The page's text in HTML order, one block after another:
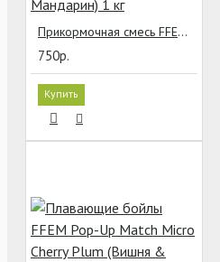
Прикормочная смесь FFEM Method Mix Dark Impact (Шоколад & Мандарин) 1 кг
750р.
Купить